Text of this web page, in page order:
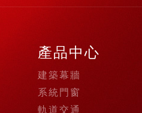
產品中心
建築幕牆
系統門窗
軌道交通